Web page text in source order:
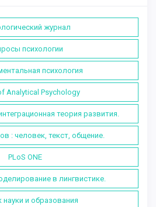
журнал
психологии
психология
Analytical Psychology
теория развития.
: человек, текст, общение.
PLoS ONE
в лингвистике.
науки и образования